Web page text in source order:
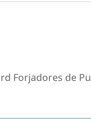
Forjadores de